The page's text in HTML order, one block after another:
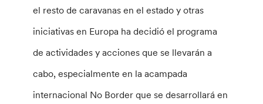
el resto de caravanas en el estado y otras
iniciativas en Europa ha decidió el programa
de actividades y acciones que se llevarán a
cabo, especialmente en la acampada
internacional No Border que se desarrollará en